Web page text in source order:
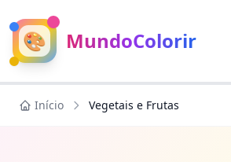
🎨 MundoColorir
Início Vegetais e Frutas